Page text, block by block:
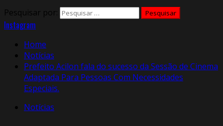
Pesquisar por:
Instagram
Home
Notícias
Prefeito Acilon fala do sucesso da Sessão de Cinema
Adaptada Para Pessoas Com Necessidades
Especiais.
Notícias